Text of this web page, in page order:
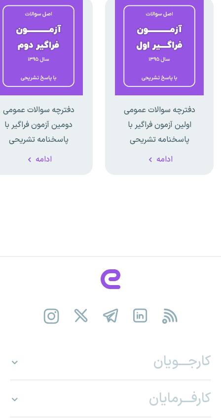
دفترچه سوالات عمومی
اولین آزمون فراگیر با
پاسخنامه تشریحی
ادامه
دفترچه سوالات عمومی
دومین آزمون فراگیر با
پاسخنامه تشریحی
ادامه
کارجـــویان
کارفـــرمایان